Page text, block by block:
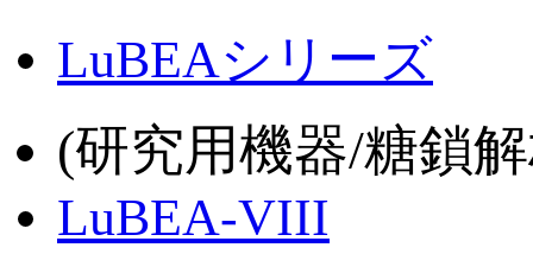
LuBEAシリーズ
(研究用機器/糖鎖
LuBEA-VIII